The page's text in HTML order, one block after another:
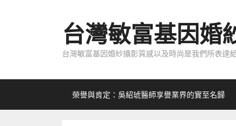
台灣敏富基因婚
台灣敏富基因婚紗攝影質感以及時尚是我們所表達
榮譽與肯定：吳紹琥醫師享譽業界的實至名歸